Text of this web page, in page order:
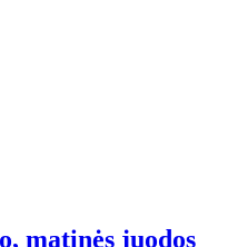
matinės juodos